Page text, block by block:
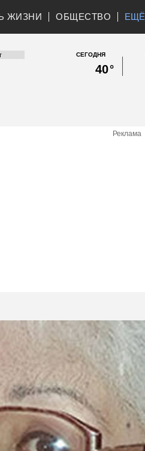
ЖИЗНИ ОБЩЕСТВО ЕЩЁ
СЕГОДНЯ
40°
Реклама